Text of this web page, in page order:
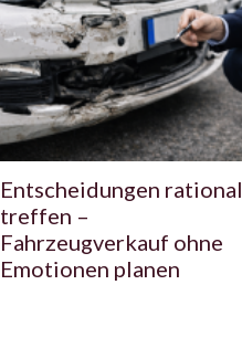
Entscheidungen rational
treffen –
Fahrzeugverkauf ohne
Emotionen planen